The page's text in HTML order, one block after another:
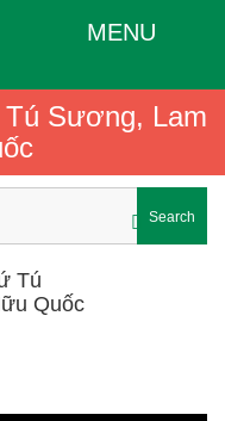
MENU
Sương, Lam
Search
Tú
Quốc